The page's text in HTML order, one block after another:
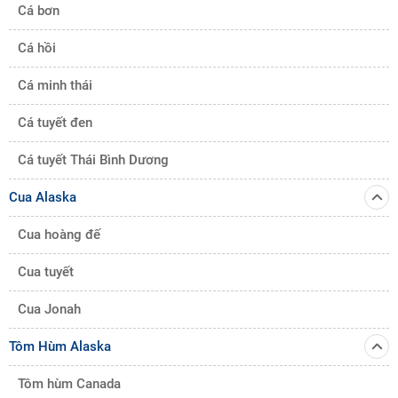
ngon khác nhau như:
Hấp:Tôm hùm Alaska hấp là món ăn đơn giản nhưng giữ
được trọn vẹn hương vị của thịt tôm.
Nướng:Tôm hùm Alaska nướng với bơ tỏi, phô mai,... là
món ăn thơm ngon, béo ngậy.
Lẩu: Tôm hùm Alaska lẩu là món ăn hấp dẫn, thích hợp
cho những bữa tiệc đông người.
Cá bơn
Cá hồi
Cá minh thái
Cá tuyết đen
Cá tuyết Thái Bình Dương
Cua Alaska
Cua hoàng đế
Cua tuyết
Cua Jonah
Tôm Hùm Alaska
Tôm hùm Canada